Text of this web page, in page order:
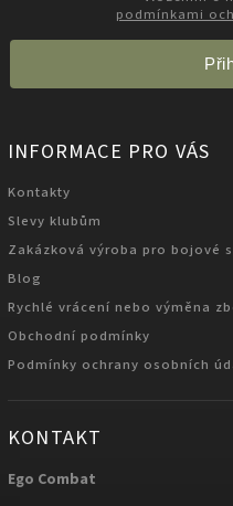
podmínkami
INFORMACE PRO VÁS
Kontakty
Slevy klubům
Zakázková výroba pro bojové
Blog
Rychlé vrácení nebo výměna
Obchodní podmínky
Podmínky ochrany osobních
KONTAKT
Ego Combat